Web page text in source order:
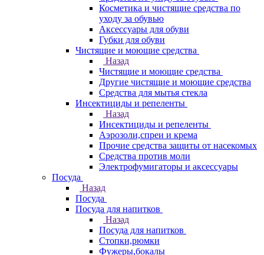
Косметика и чистящие средства по
уходу за обувью
Аксессуары для обуви
Губки для обуви
Чистящие и моющие средства
Назад
Чистящие и моющие средства
Другие чистящие и моющие средства
Средства для мытья стекла
Инсектициды и репеленты
Назад
Инсектициды и репеленты
Аэрозоли,спреи и крема
Прочие средства защиты от насекомых
Средства против моли
Электрофумигаторы и аксессуары
Посуда
Назад
Посуда
Посуда для напитков
Назад
Посуда для напитков
Стопки,рюмки
Фужеры,бокалы